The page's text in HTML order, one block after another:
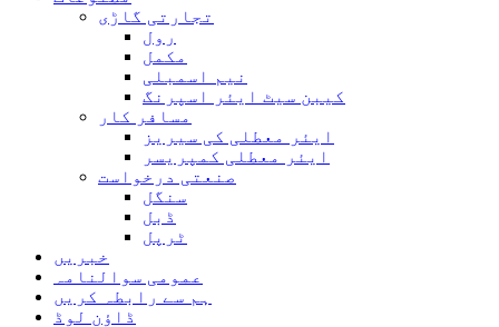
تجارتی گاڑی
رول
مکمل
نیم اسمبلی
کیبن سیٹ ایئر اسپرنگ
مسافر کار
ایئر معطلی کی سیریز
ایئر معطلی کمپریسر
صنعتی درخواست
سنگل
ڈبل
ٹرپل
خبریں
عمومی سوالنامہ
ہم سے رابطہ کریں
ڈاؤن لوڈ